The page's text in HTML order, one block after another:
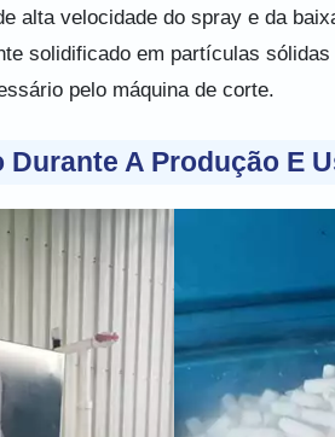
alta velocidade do spray e da
solidificado em partículas
pelo máquina de corte.
A Produção E